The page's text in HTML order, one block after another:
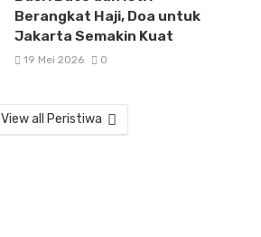
Berangkat Haji, Doa untuk
Jakarta Semakin Kuat
19 Mei 2026 0
View all Peristiwa